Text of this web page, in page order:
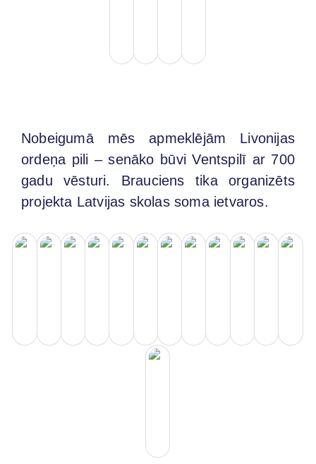
Nobeigumā mēs apmeklējām Livonijas
ordeņa pili – senāko būvi Ventspilī ar 700
gadu vēsturi. Brauciens tika organizēts
projekta Latvijas skolas soma ietvaros.